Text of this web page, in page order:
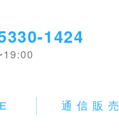
1424
19:00
通信販売